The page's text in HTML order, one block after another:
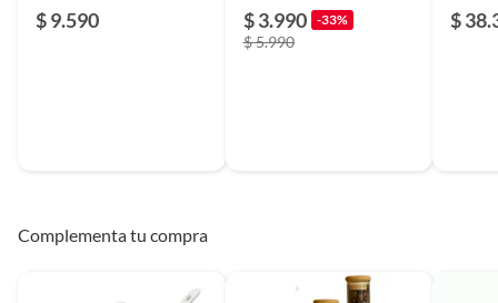
$ 9.590 $ 3.990 -33%
$ 5.990
$
Complementa tu compra